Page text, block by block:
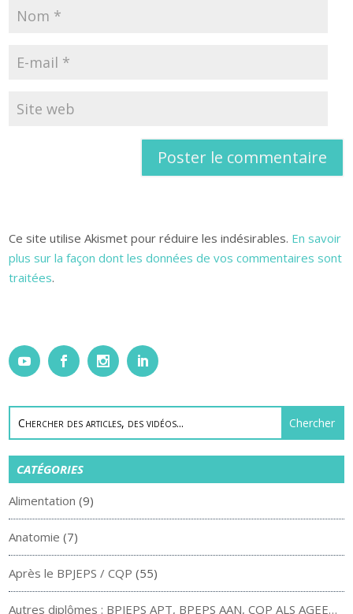
Ce site utilise Akismet pour réduire les indésirables. En savoir
plus sur la façon dont les données de vos commentaires sont
traitées.
CATÉGORIES
Alimentation (9)
Anatomie (7)
Après le BPJEPS / CQP (55)
Autres diplômes : BPJEPS APT, BPEPS AAN, CQP ALS AGEE…